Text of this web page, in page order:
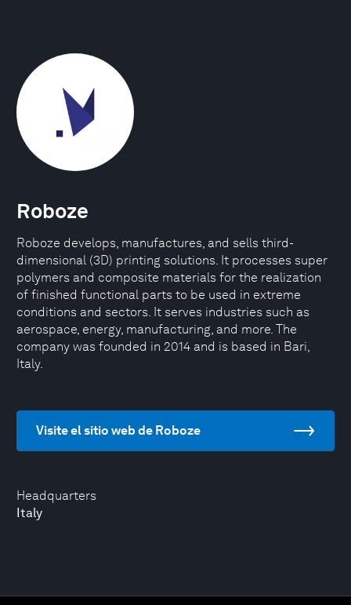
Headquarters
Italy
Roboze
Roboze develops, manufactures, and sells third-
dimensional (3D) printing solutions. It processes super
polymers and composite materials for the realization
of finished functional parts to be used in extreme
conditions and sectors. It serves industries such as
aerospace, energy, manufacturing, and more. The
company was founded in 2014 and is based in Bari,
Italy.
Visite el sitio web de Roboze